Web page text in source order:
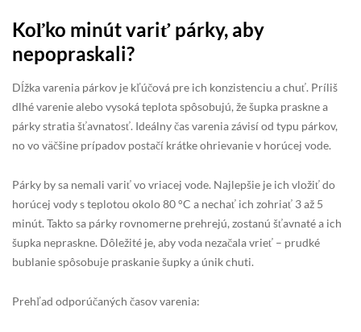
Koľko minút variť párky, aby
nepopraskali?
Dĺžka varenia párkov je kľúčová pre ich konzistenciu a chuť. Príliš
dlhé varenie alebo vysoká teplota spôsobujú, že šupka praskne a
párky stratia šťavnatosť. Ideálny čas varenia závisí od typu párkov,
no vo väčšine prípadov postačí krátke ohrievanie v horúcej vode.
Párky by sa nemali variť vo vriacej vode. Najlepšie je ich vložiť do
horúcej vody s teplotou okolo 80 °C a nechať ich zohriať 3 až 5
minút. Takto sa párky rovnomerne prehrejú, zostanú šťavnaté a ich
šupka nepraskne. Dôležité je, aby voda nezačala vrieť – prudké
bublanie spôsobuje praskanie šupky a únik chuti.
Prehľad odporúčaných časov varenia: